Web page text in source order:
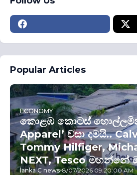
Popular Articles
ECONOMY
කොළඹ කොටස්
Apparel’ වසා දමයි..
Tommy Hilfiger,
NEXT, Tesco මහන්නේ
lanka C news-8/07/2026 09:20:00 AM